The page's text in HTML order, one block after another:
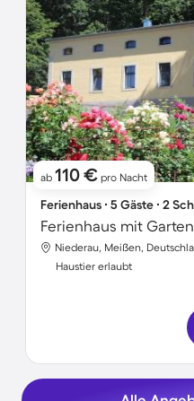
ab 110 € pro Nacht
Ferienhaus ∙ 5 Gäste ∙ 2
Ferienhaus mit
Niederau, Meißen,
Haustier erlaubt